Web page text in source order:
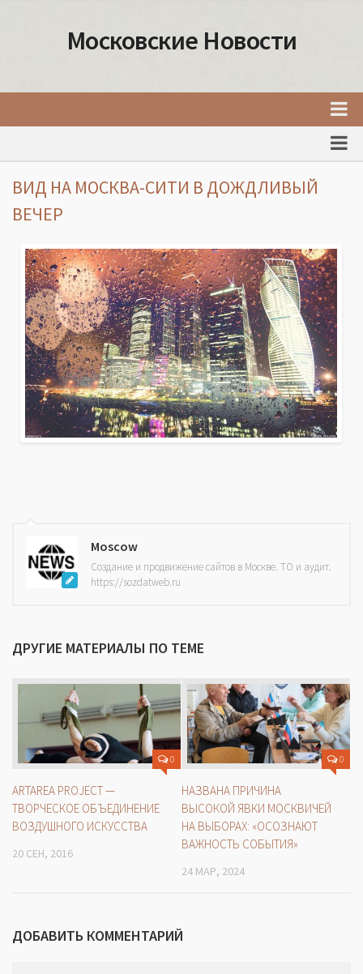
Московские Новости
События Москвы
Факты о Москве
Москва
Товары и услуги Москвы
ВИД НА МОСКВА-СИТИ В ДОЖДЛИВЫЙ
ВЕЧЕР
Moscow
Создание и продвижение сайтов в Москве. ТО и аудит.
https://sozdatweb.ru
ДРУГИЕ МАТЕРИАЛЫ ПО ТЕМЕ
0
ARTAREA PROJECT —
ТВОРЧЕСКОЕ ОБЪЕДИНЕНИЕ
ВОЗДУШНОГО ИСКУССТВА
20 СЕН, 2016
0
НАЗВАНА ПРИЧИНА
ВЫСОКОЙ ЯВКИ МОСКВИЧЕЙ
НА ВЫБОРАХ: «ОСОЗНАЮТ
ВАЖНОСТЬ СОБЫТИЯ»
24 МАР, 2024
ДОБАВИТЬ КОММЕНТАРИЙ